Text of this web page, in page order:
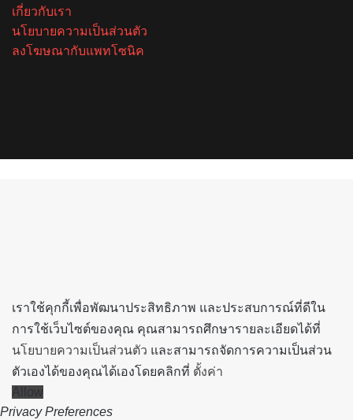
เกี่ยวกับเรา
นโยบายความเป็นส่วนตัว
ลงโฆษณากับแพทโซนิค
เราใช้คุกกี้เพื่อพัฒนาประสิทธิภาพ และประสบการณ์ที่ดีใน
การใช้เว็บไซต์ของคุณ คุณสามารถศึกษารายละเอียดได้ที่
นโยบายความเป็นส่วนตัว และสามารถจัดการความเป็นส่วน
ตัวเองได้ของคุณได้เองโดยคลิกที่ ตั้งค่า
Allow
Privacy Preferences